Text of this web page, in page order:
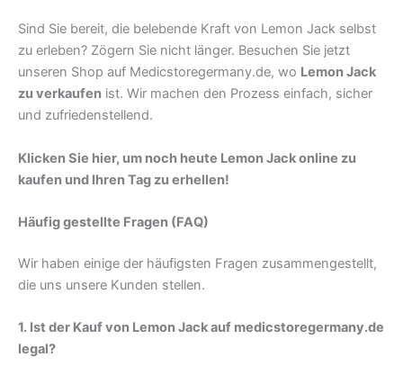
Sind Sie bereit, die belebende Kraft von Lemon Jack selbst
zu erleben? Zögern Sie nicht länger. Besuchen Sie jetzt
unseren Shop auf Medicstoregermany.de, wo Lemon Jack
zu verkaufen ist. Wir machen den Prozess einfach, sicher
und zufriedenstellend.
Klicken Sie hier, um noch heute Lemon Jack online zu
kaufen und Ihren Tag zu erhellen!
Häufig gestellte Fragen (FAQ)
Wir haben einige der häufigsten Fragen zusammengestellt,
die uns unsere Kunden stellen.
1. Ist der Kauf von Lemon Jack auf medicstoregermany.de
legal?